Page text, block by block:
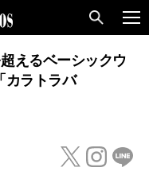
えるベーシックウ
カラトラバ